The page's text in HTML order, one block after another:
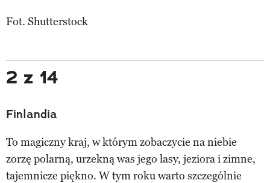
Fot. Shutterstock
2 z 14
Finlandia
To magiczny kraj, w którym zobaczycie na niebie
zorzę polarną, urzekną was jego lasy, jeziora i zimne,
tajemnicze piękno. W tym roku warto szczególnie